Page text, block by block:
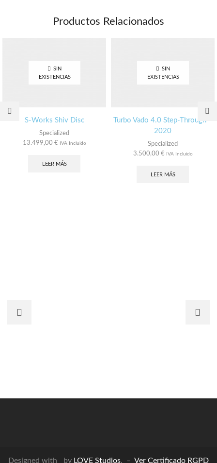
Productos Relacionados
SIN
EXISTENCIAS
S-Works Shiv Disc
Specialized
13.499,00 € IVA Incluido
LEER MÁS
SIN
EXISTENCIAS
Turbo Vado 4.0 Step-Through –
2020
Specialized
3.500,00 € IVA Incluido
LEER MÁS
Designed with by LOVE Studios. – Ver Certificado RGPD